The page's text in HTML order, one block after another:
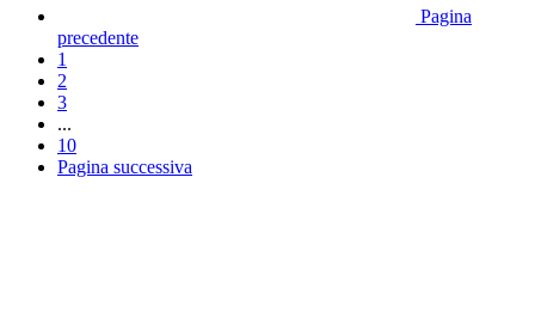
Pagina
precedente
1
2
3
...
10
Pagina successiva